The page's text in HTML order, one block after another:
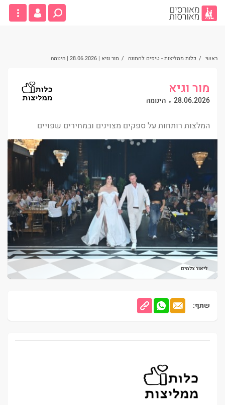
ראשי / כלות ממליצות - טיפים לחתונה / מור וגיא | 28.06.2026 | הינומה
ליאור צלמים
מור וגיא
28.06.2026 הינומה
המלצות רותחות על ספקים מצוינים ובמחירים שפויים
שתף: